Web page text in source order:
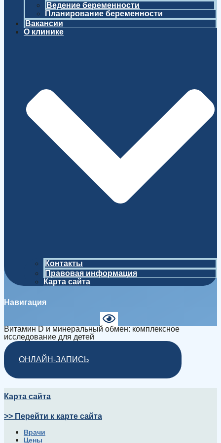
Ведение беременности
Планирование беременности
Вакансии
О клинике
Контакты
Правовая информация
Карта сайта
Навигация
Витамин D и минеральный обмен: комплексное
исследование для детей
ОНЛАЙН-ЗАПИСЬ
Карта сайта
>> Перейти к карте сайта
Врачи
Цены